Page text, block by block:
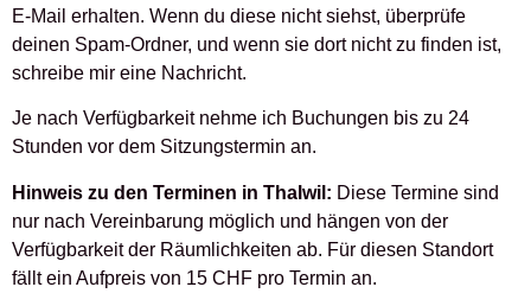
E-Mail erhalten. Wenn du diese nicht siehst, überprüfe
deinen Spam-Ordner, und wenn sie dort nicht zu finden ist,
schreibe mir eine Nachricht.
Je nach Verfügbarkeit nehme ich Buchungen bis zu 24
Stunden vor dem Sitzungstermin an.
Hinweis zu den Terminen in Thalwil: Diese Termine sind
nur nach Vereinbarung möglich und hängen von der
Verfügbarkeit der Räumlichkeiten ab. Für diesen Standort
fällt ein Aufpreis von 15 CHF pro Termin an.